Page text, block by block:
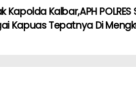
Kalbar,APH POLRES
Kapuas Tepatnya Di